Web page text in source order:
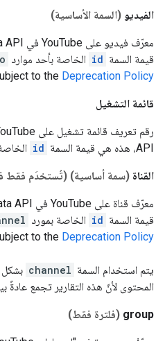
الفيديو (السمة الأساسية)
قيمة السمة id الخاصة بأحد موارد
to the Deprecation Policy
قائمة التشغيل
API، هذه هي قيمة السمة
id
القناة (سمة أساسية) (تُستخدَم فقط
قيمة السمة id الخاصة بمورد
to the Deprecation Policy
يتم استخدام السمة channel بشكل
المحتوى لأنّ هذه التقارير تجمع عادةً
group (فلترة فقط)